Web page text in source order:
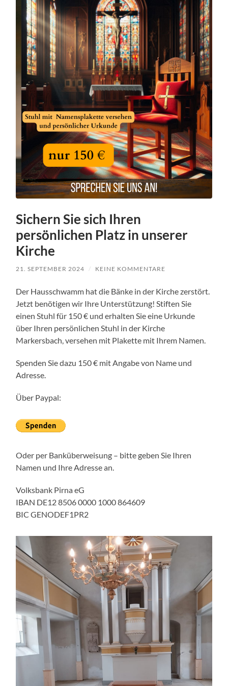
Sichern Sie sich Ihren
persönlichen Platz in unserer
Kirche
21. SEPTEMBER 2024 / KEINE KOMMENTARE
Der Hausschwamm hat die Bänke in der Kirche zerstört.
Jetzt benötigen wir Ihre Unterstützung! Stiften Sie
einen Stuhl für 150 € und erhalten Sie eine Urkunde
über Ihren persönlichen Stuhl in der Kirche
Markersbach, versehen mit Plakette mit Ihrem Namen.
Spenden Sie dazu 150 € mit Angabe von Name und
Adresse.
Über Paypal:
Oder per Banküberweisung – bitte geben Sie Ihren
Namen und Ihre Adresse an.
Volksbank Pirna eG
IBAN DE12 8506 0000 1000 864609
BIC GENODEF1PR2